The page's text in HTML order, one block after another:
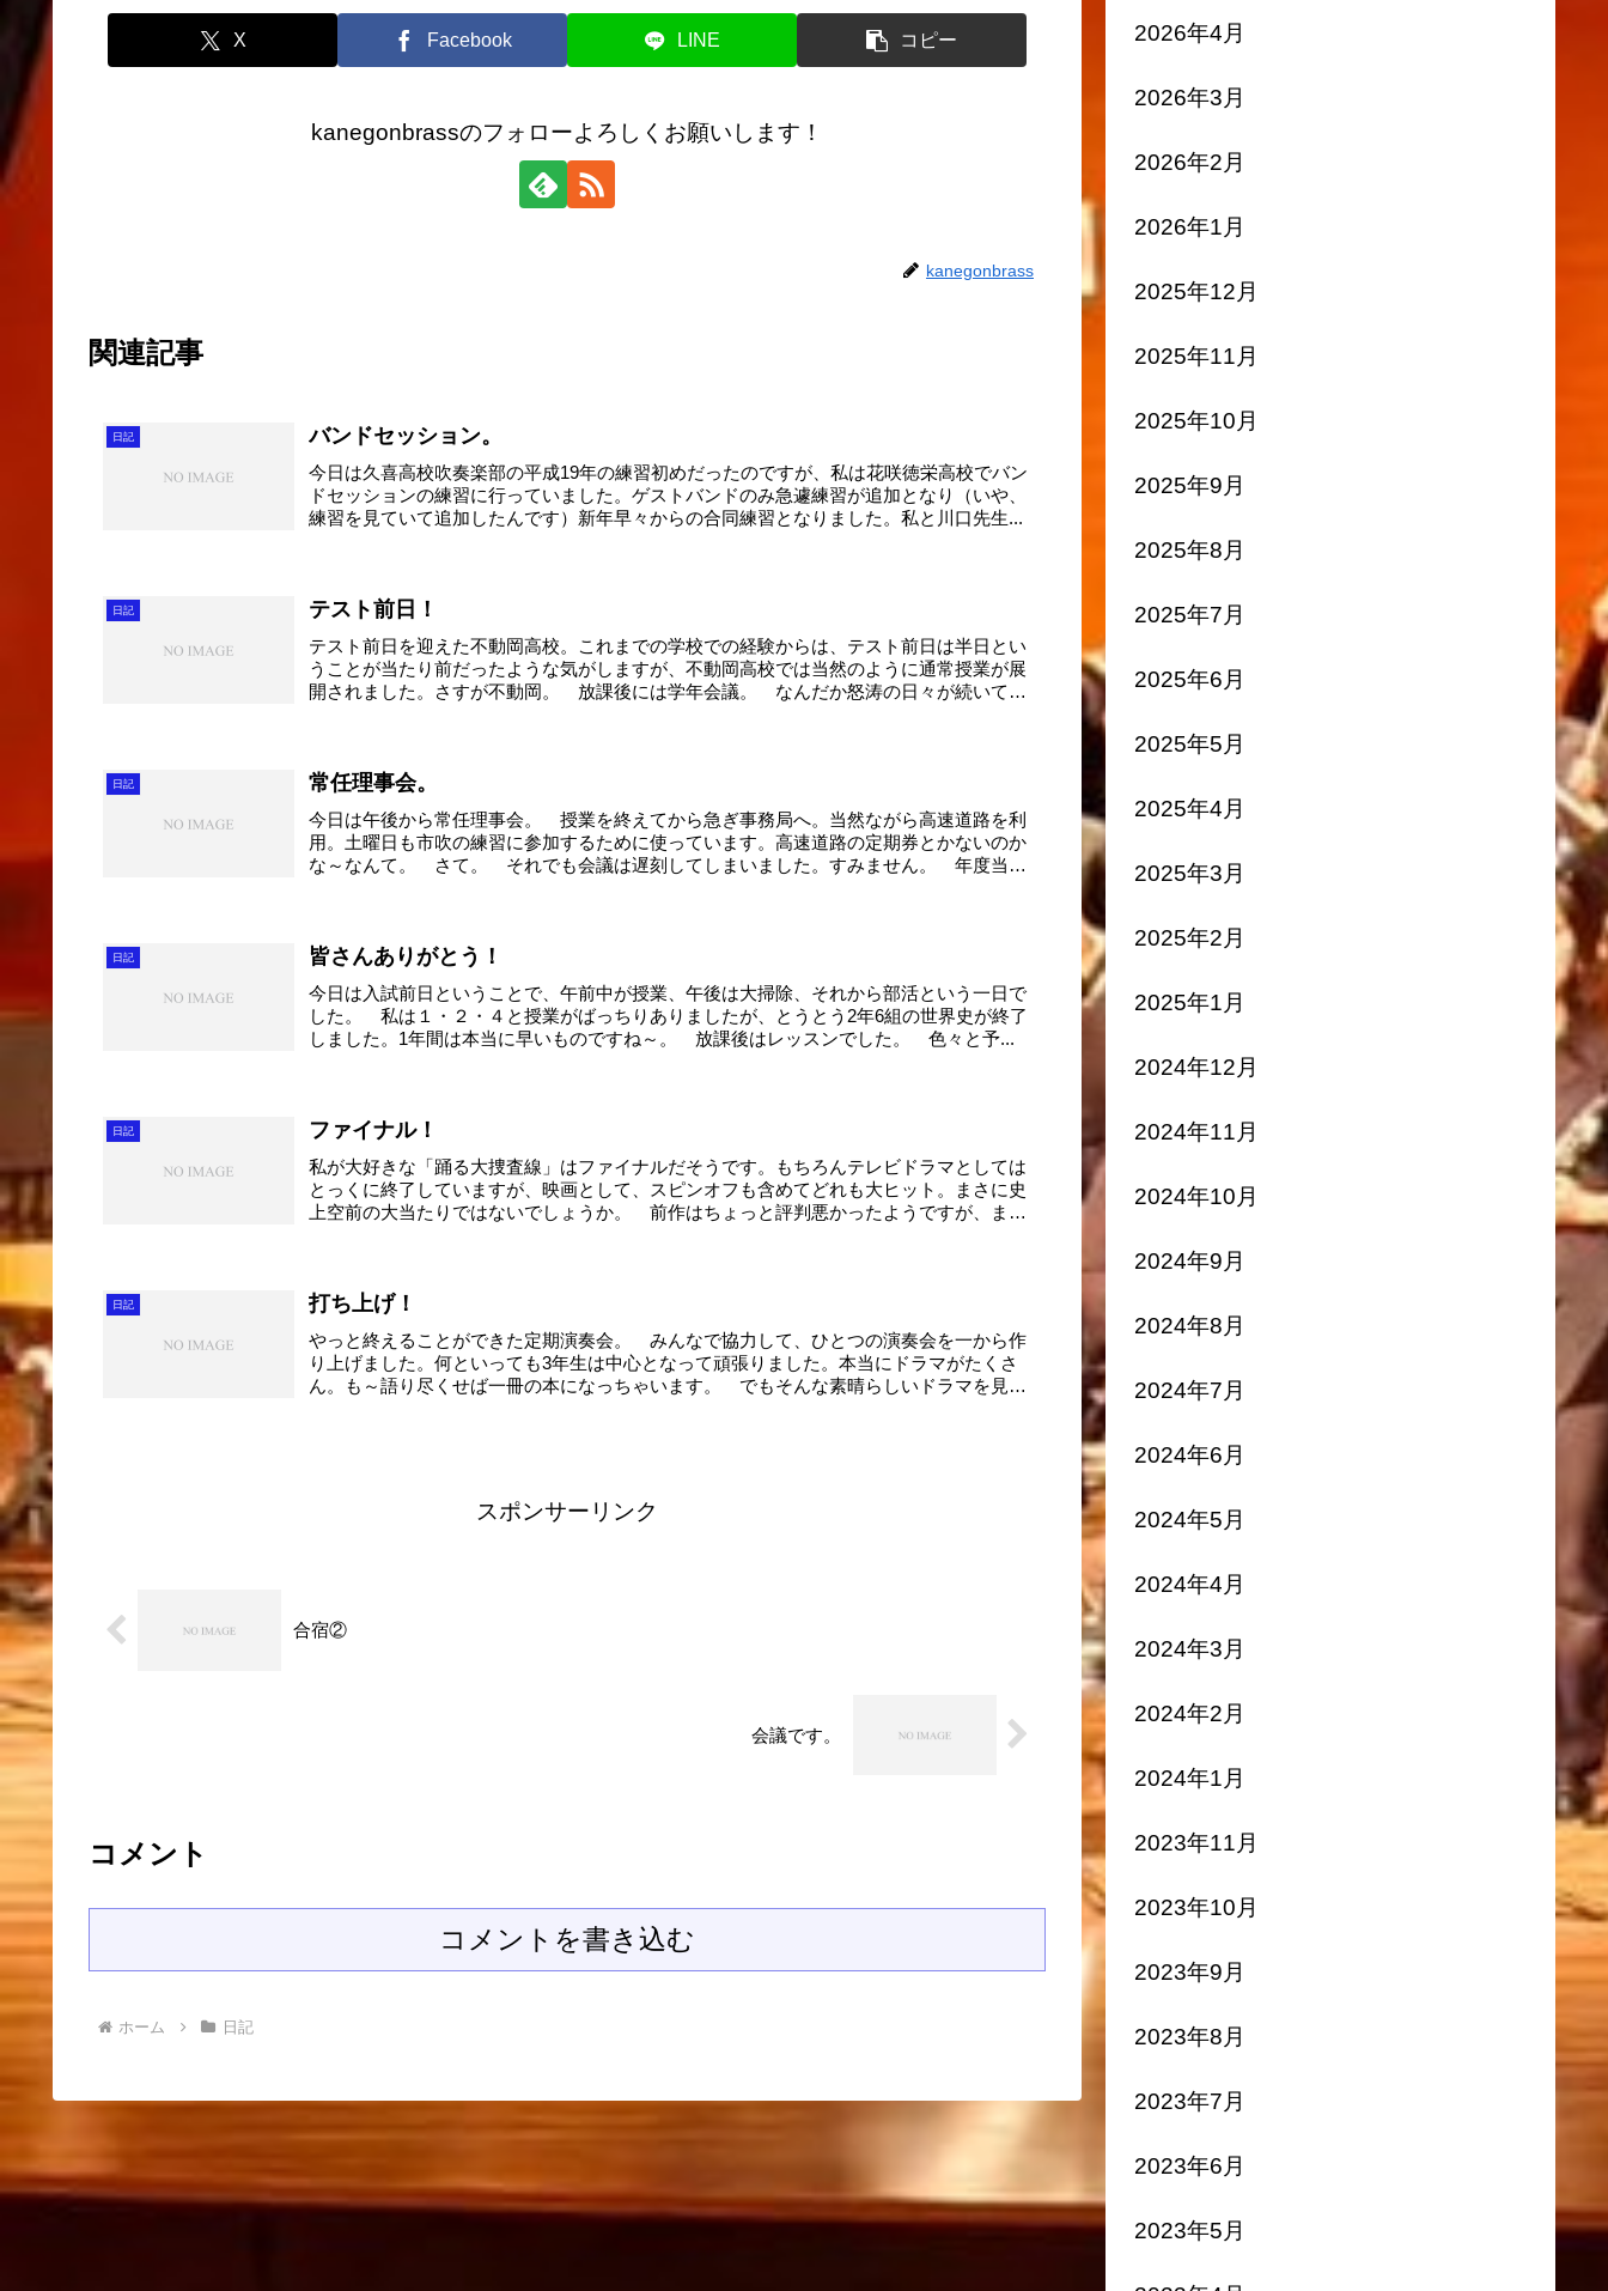
X Facebook LINE コピー
kanegonbrassのフォローよろしくお願いします！
kanegonbrass
関連記事
日記 バンドセッション。
今日は久喜高校吹奏楽部の平成19年の練習初めだったのですが、私は花咲徳栄高校でバン
ドセッションの練習に行っていました。ゲストバンドのみ急遽練習が追加となり（いや、
練習を見ていて追加したんです）新年早々からの合同練習となりました。私と川口先生...
日記 テスト前日！
テスト前日を迎えた不動岡高校。これまでの学校での経験からは、テスト前日は半日とい
うことが当たり前だったような気がしますが、不動岡高校では当然のように通常授業が展
開されました。さすが不動岡。 放課後には学年会議。 なんだか怒涛の日々が続いて
日記 常任理事会。
今日は午後から常任理事会。 授業を終えてから急ぎ事務局へ。当然ながら高速道路を利
用。土曜日も市吹の練習に参加するために使っています。高速道路の定期券とかないのか
な～なんて。 さて。 それでも会議は遅刻してしまいました。すみません。 年度当
日記 皆さんありがとう！
今日は入試前日ということで、午前中が授業、午後は大掃除、それから部活という一日で
した。 私は１・２・４と授業がばっちりありましたが、とうとう2年6組の世界史が終了
しました。1年間は本当に早いものですね～。 放課後はレッスンでした。 色々と予...
日記 ファイナル！
私が大好きな「踊る大捜査線」はファイナルだそうです。もちろんテレビドラマとしては
とっくに終了していますが、映画として、スピンオフも含めてどれも大ヒット。まさに史
上空前の大当たりではないでしょうか。 前作はちょっと評判悪かったようですが、ま
日記 打ち上げ！
やっと終えることができた定期演奏会。 みんなで協力して、ひとつの演奏会を一から作
り上げました。何といっても3年生は中心となって頑張りました。本当にドラマがたくさ
ん。も～語り尽くせば一冊の本になっちゃいます。 でもそんな素晴らしいドラマを見
スポンサーリンク
合宿②
会議です。
コメント
コメントを書き込む
ホーム 日記
2026年4月
2026年3月
2026年2月
2026年1月
2025年12月
2025年11月
2025年10月
2025年9月
2025年8月
2025年7月
2025年6月
2025年5月
2025年4月
2025年3月
2025年2月
2025年1月
2024年12月
2024年11月
2024年10月
2024年9月
2024年8月
2024年7月
2024年6月
2024年5月
2024年4月
2024年3月
2024年2月
2024年1月
2023年11月
2023年10月
2023年9月
2023年8月
2023年7月
2023年6月
2023年5月